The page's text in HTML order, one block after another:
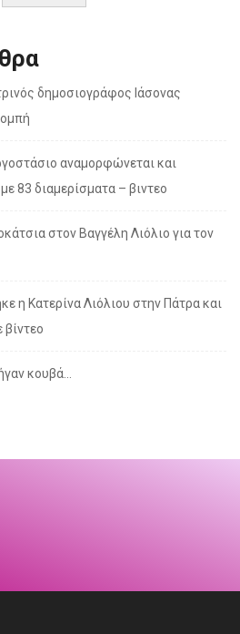
δημοσιογράφος Ιάσονας
αναμορφώνεται και
83 διαμερίσματα – βιντεο
στον Βαγγέλη Λιόλιο για τον
η Κατερίνα Λιόλιου στην Πάτρα και
κουβά…